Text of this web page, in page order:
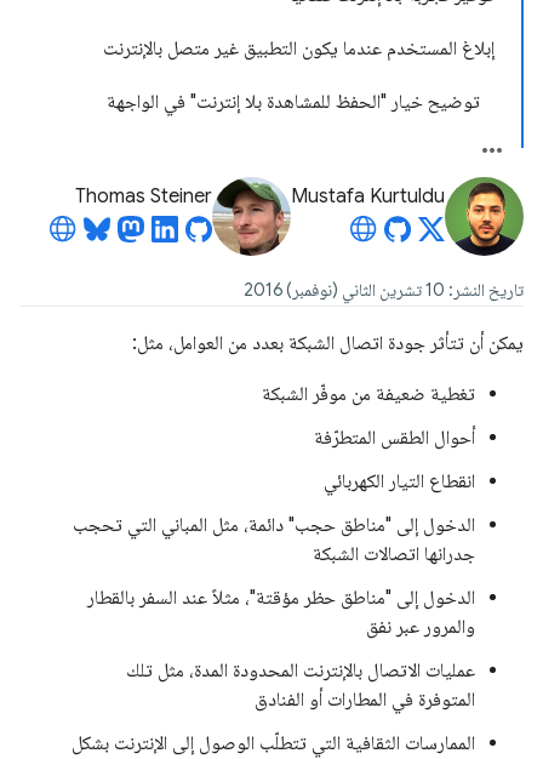
إبلاغ المستخدم عندما يكون التطبيق غير متصل بالإنترنت
توضيح خيار "الحفظ للمشاهدة بلا إنترنت" في الواجهة
Mustafa Kurtuldu
Thomas Steiner
تاريخ النشر: 10 تشرين الثاني (نوفمبر) 2016
يمكن أن تتأثر جودة اتصال الشبكة بعدد من العوامل، مثل:
تغطية ضعيفة من موفّر الشبكة
أحوال الطقس المتطرّفة
انقطاع التيار الكهربائي
الدخول إلى "مناطق حجب" دائمة، مثل المباني التي تحجب
جدرانها اتصالات الشبكة
الدخول إلى "مناطق حظر مؤقتة"، مثلاً عند السفر بالقطار
والمرور عبر نفق
عمليات الاتصال بالإنترنت المحدودة المدة، مثل تلك
المتوفرة في المطارات أو الفنادق
الممارسات الثقافية التي تتطلّب الوصول إلى الإنترنت بشكل